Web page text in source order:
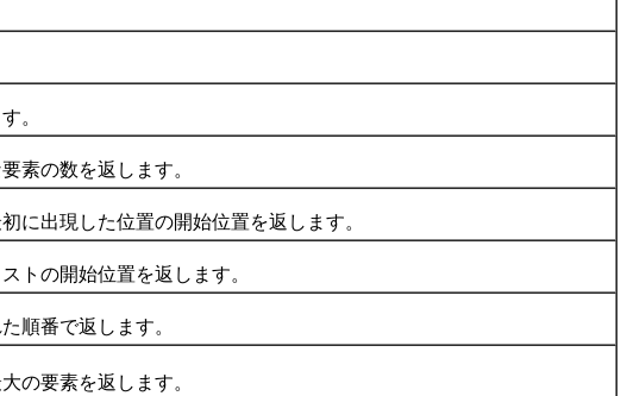
。
の数を返します。
出現した位置の開始位置を返します。
の開始位置を返します。
番で返します。
要素を返します。